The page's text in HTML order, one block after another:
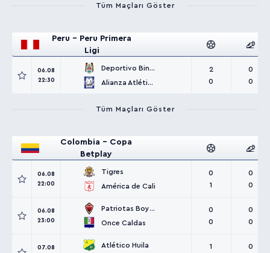
Tüm Maçları Göster
Peru - Peru Primera
Ligi
06.08
22:30
Deportivo Binacional
Alianza Atlético
2
0
0
0
Tüm Maçları Göster
Colombia - Copa
Betplay
06.08
22:00
Tigres
América de Cali
0
1
0
0
06.08
23:00
Patriotas Boyacá
Once Caldas
0
0
0
0
07.08
Atlético Huila
1
0